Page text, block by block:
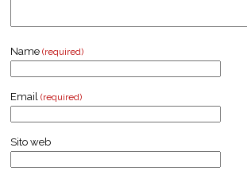
Name (required)
Email (required)
Sito web